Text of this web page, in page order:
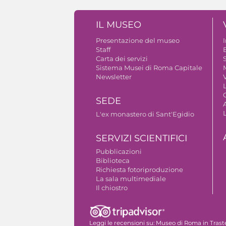
IL MUSEO
Presentazione del museo
Staff
Carta dei servizi
Sistema Musei di Roma Capitale
Newsletter
SEDE
L'ex monastero di Sant'Egidio
SERVIZI SCIENTIFICI
Pubblicazioni
Biblioteca
Richiesta fotoriproduzione
La sala multimediale
Il chiostro
Leggi le recensioni su: Museo di Roma in